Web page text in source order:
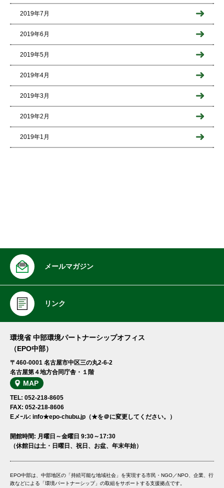
2019年7月
2019年6月
2019年5月
2019年4月
2019年3月
2019年2月
2019年1月
メールマガジン
リンク
環境省 中部環境パートナーシップオフィス
（EPO中部）
〒460-0001 名古屋市中区三の丸2-6-2
名古屋第４地方合同庁舎・１階
MAP
TEL: 052-218-8605
FAX: 052-218-8606
Eメｰル: info★epo-chubu.jp（★を＠に変更してください。）
開館時間: 月曜日～金曜日 9:30～17:30
（休館日は土・日曜日、祝日、お盆、年末年始）
EPO中部は、中部地区の「持続可能な地域社会」を実現する市民・NGO／NPO、企業、行
政などによる「環境パートナーシップ」の取組をサポートする支援拠点です。